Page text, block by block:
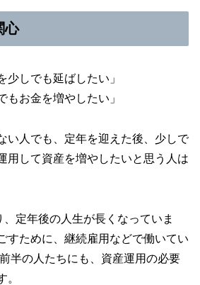
心
少しでも延ばしたい」
もお金を増やしたい」
い人でも、定年を迎えた後、少しで
用して資産を増やしたいと思う人は
定年後の人生が長くなっていま
すために、継続雇用などで働いてい
半の人たちにも、資産運用の必要
。